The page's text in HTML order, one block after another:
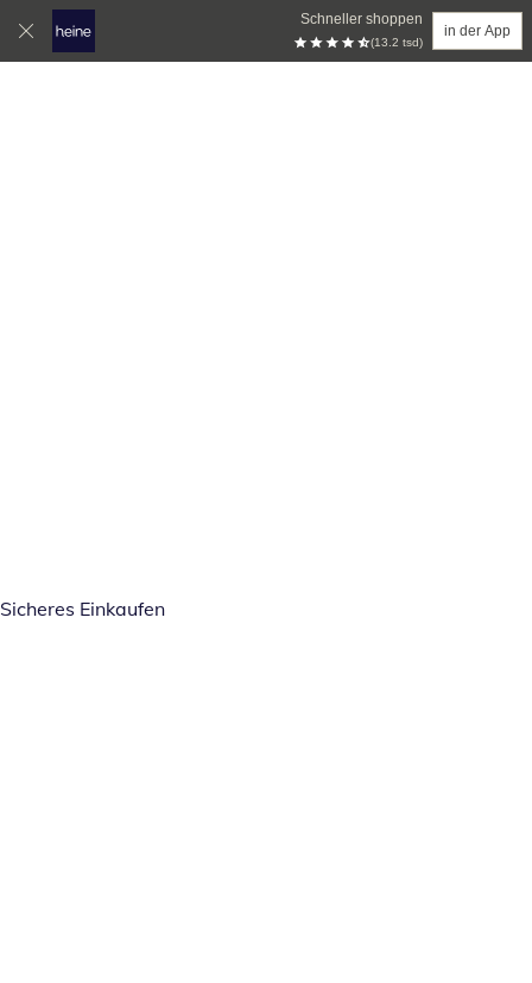
Schneller shoppen
(13.2 tsd)
in der App
Sicheres Einkaufen